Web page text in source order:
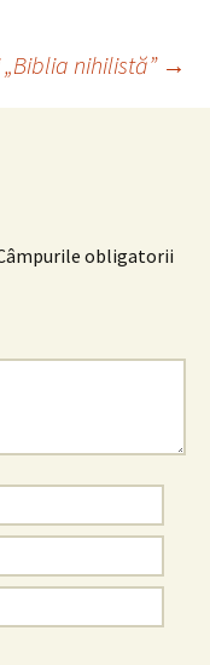
„Biblia nihilistă” →
obligatorii